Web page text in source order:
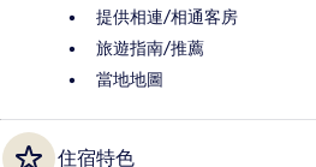
提供相連/相通客房
旅遊指南/推薦
當地地圖
住宿特色